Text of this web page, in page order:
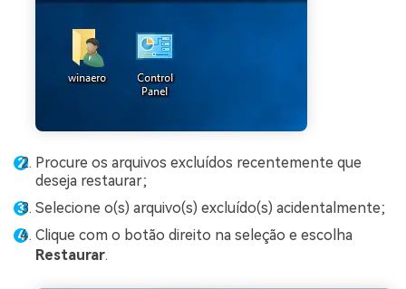
Procure os arquivos excluídos recentemente que
deseja restaurar;
Selecione o(s) arquivo(s) excluído(s) acidentalmente;
Clique com o botão direito na seleção e escolha
Restaurar.